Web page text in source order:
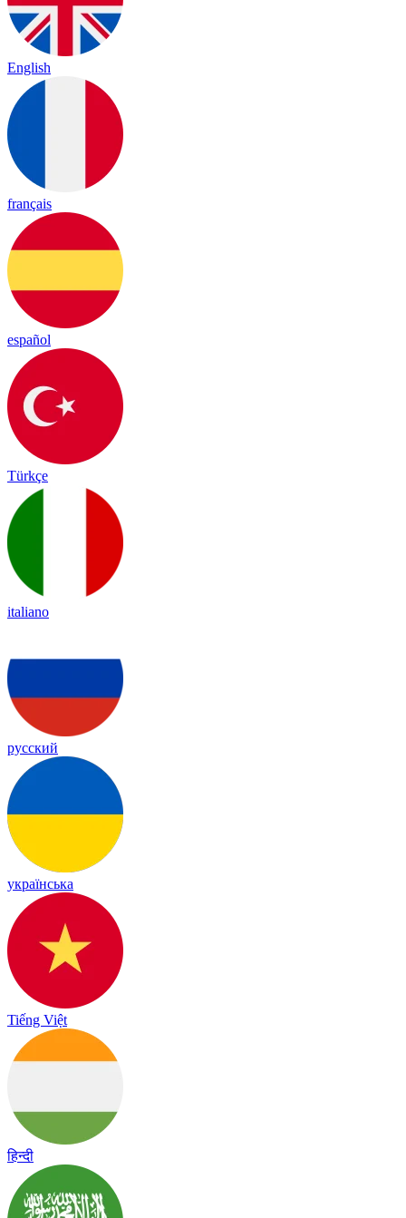
English
français
español
Türkçe
italiano
русский
українська
Tiếng Việt
हिन्दी